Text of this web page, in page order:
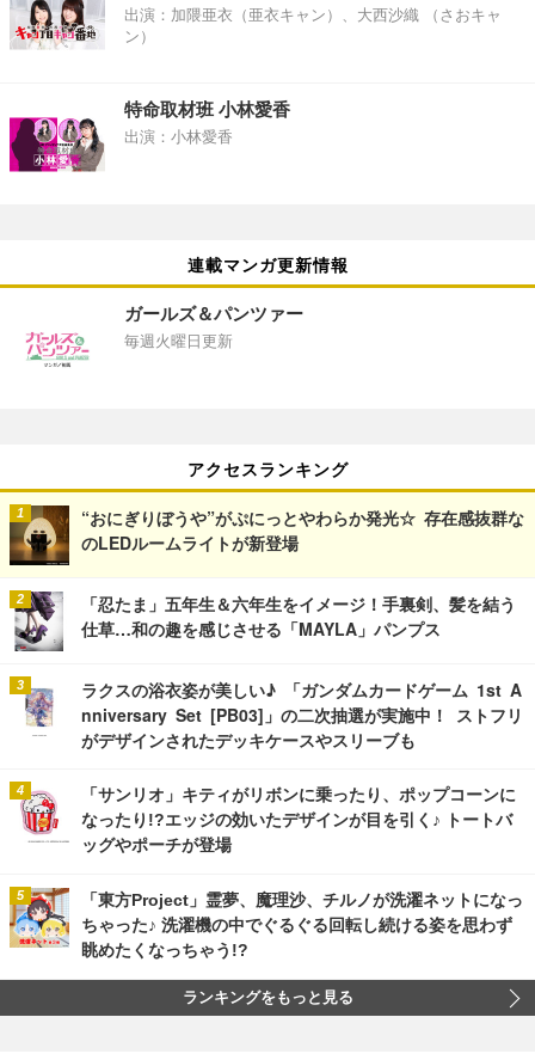
出演：加隈亜衣（亜衣キャン）、大西沙織 （さおキャ
ン）
特命取材班 小林愛香
出演：小林愛香
連載マンガ更新情報
ガールズ＆パンツァー
毎週火曜日更新
アクセスランキング
“おにぎりぼうや”がぷにっとやわらか発光☆ 存在感抜群な
のLEDルームライトが新登場
「忍たま」五年生＆六年生をイメージ！手裏剣、髪を結う
仕草…和の趣を感じさせる「MAYLA」パンプス
ラクスの浴衣姿が美しい♪ 「ガンダムカードゲーム 1st A
nniversary Set [PB03]」の二次抽選が実施中！ ストフリ
がデザインされたデッキケースやスリーブも
「サンリオ」キティがリボンに乗ったり、ポップコーンに
なったり!?エッジの効いたデザインが目を引く♪ トートバ
ッグやポーチが登場
「東方Project」霊夢、魔理沙、チルノが洗濯ネットになっ
ちゃった♪ 洗濯機の中でぐるぐる回転し続ける姿を思わず
眺めたくなっちゃう!?
ランキングをもっと見る